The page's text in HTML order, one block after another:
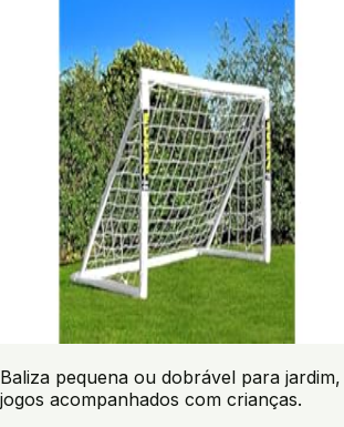
Baliza pequena ou dobrável para
jogos acompanhados com crianças.